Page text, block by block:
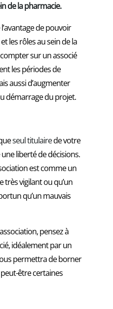
de la pharmacie.
de pouvoir
les rôles au sein de la
sur un associé
les périodes de
aussi d’augmenter
démarrage du projet.
seul titulairede votre
liberté de décisions.
est comme un
très vigilant ou qu’un
qu’un mauvais
pensez à
idéalement par un
permettra de borner
être certaines